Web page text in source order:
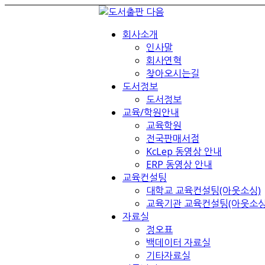
회사소개
인사말
회사연혁
찾아오시는길
도서정보
도서정보
교육/학원안내
교육학원
전국판매서점
KcLep 동영상 안내
ERP 동영상 안내
교육컨설팅
대학교 교육컨설팅(아웃소싱)
교육기관 교육컨설팅(아웃소
자료실
정오표
백데이터 자료실
기타자료실